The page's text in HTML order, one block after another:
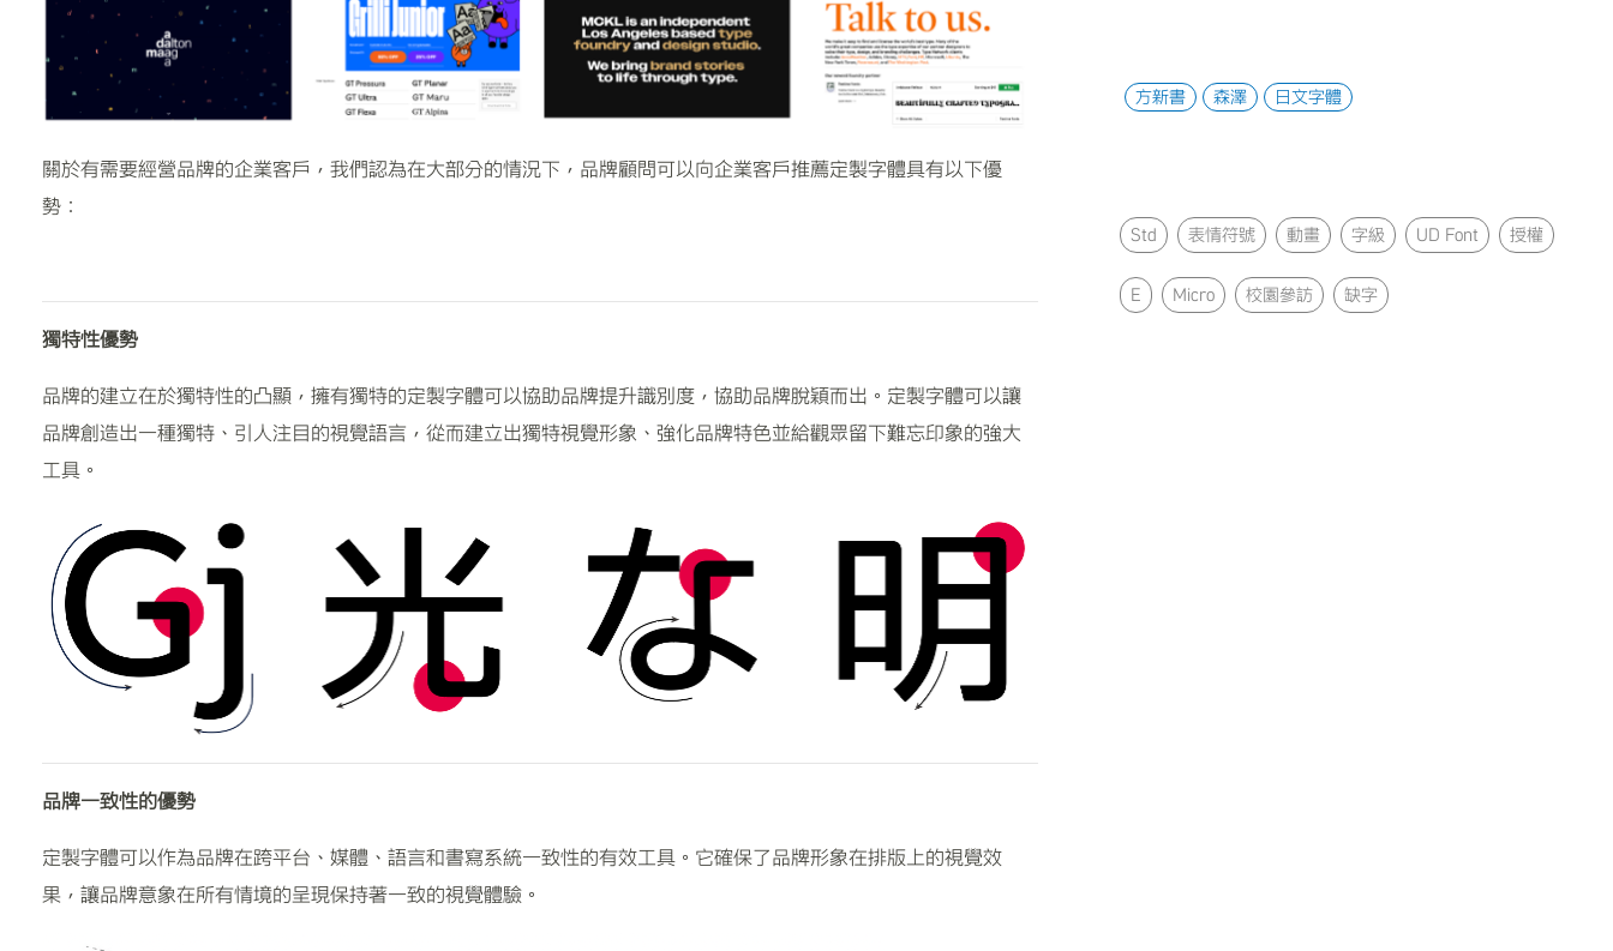
關於有需要經營品牌的企業客戶，我們認為在大部分的情況下，品牌顧問可以向企業客戶推薦定製字體具有以下優
勢：
獨特性優勢
品牌的建立在於獨特性的凸顯，擁有獨特的定製字體可以協助品牌提升識別度，協助品牌脫穎而出。定製字體可以讓
品牌創造出一種獨特、引人注目的視覺語言，從而建立出獨特視覺形象、強化品牌特色並給觀眾留下難忘印象的強大
工具。
品牌一致性的優勢
定製字體可以作為品牌在跨平台、媒體、語言和書寫系統一致性的有效工具。它確保了品牌形象在排版上的視覺效
果，讓品牌意象在所有情境的呈現保持著一致的視覺體驗。
方新書 森澤 日文字體
Std 表情符號 動畫 字級 UD Font 授權
E Micro 校園參訪 缺字